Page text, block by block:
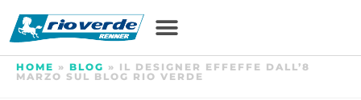
HOME » BLOG » IL DESIGNER EFFEFFE DALL’8
MARZO SUL BLOG RIO VERDE